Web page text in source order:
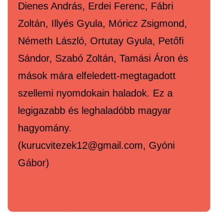
Dienes András, Erdei Ferenc, Fábri
Zoltán, Illyés Gyula, Móricz Zsigmond,
Németh László, Ortutay Gyula, Petőfi
Sándor, Szabó Zoltán, Tamási Áron és
mások mára elfeledett-megtagadott
szellemi nyomdokain haladok. Ez a
legigazabb és leghaladóbb magyar
hagyomány.
(kurucvitezek12@gmail.com, Gyóni
Gábor)